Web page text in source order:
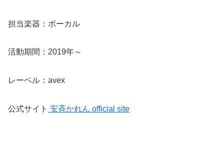
担当楽器：ボーカル
活動期間：2019年～
レーベル：avex
公式サイト 安斉かれん official site